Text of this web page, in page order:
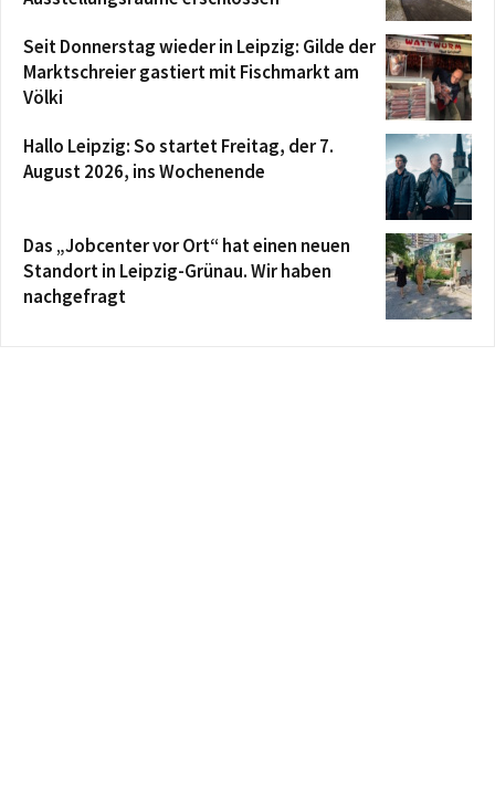
Seit Donnerstag wieder in Leipzig: Gilde der
Marktschreier gastiert mit Fischmarkt am
Völki
Hallo Leipzig: So startet Freitag, der 7.
August 2026, ins Wochenende
Das „Jobcenter vor Ort“ hat einen neuen
Standort in Leipzig-Grünau. Wir haben
nachgefragt